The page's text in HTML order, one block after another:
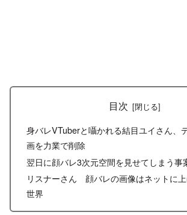
目次
身バレVTuberと囁かれる結目ユイさん、
画を力業で削除
翌日に顔バレ3次元空間を見せてしまう事
リスナーさん 顔バレの画像はネットに
世界